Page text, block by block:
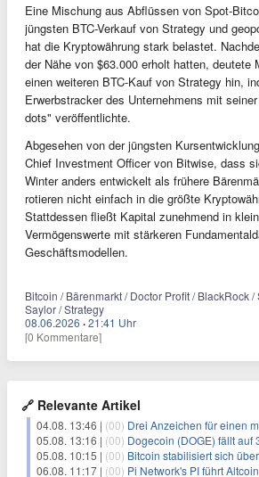
Eine Mischung aus Abflüssen von Spot-
jüngsten BTC-Verkauf von Strategy und
hat die Kryptowährung stark belastet.
der Nähe von $63.000 erholt hatten, deutete
einen weiteren BTC-Kauf von Strategy hin,
Erwerbstracker des Unternehmens mit
dots" veröffentlichte.
Abgesehen von der jüngsten
Chief Investment Officer von Bitwise, dass
Winter anders entwickelt als frühere
rotieren nicht einfach in die größte
Stattdessen fließt Kapital zunehmend in
Vermögenswerte mit stärkeren
Geschäftsmodellen.
Bitcoin / Bärenmarkt / Doctor Profit / BlackRock
Saylor / Strategy
08.06.2026 ·21:41 Uhr
[0 Kommentare]
🔗 Relevante Artikel
04.08. 13:46 | (00) Drei Anzeichen für einen
05.08. 13:16 | (00) Dogecoin (DOGE) fällt auf 3-Jahres-Tief,
05.08. 10:15 | (00) Bitcoin stabilisiert sich über $64.000, ZEC
06.08. 11:17 | (00) Pi Network's PI führt Altcoin-Rallye an,